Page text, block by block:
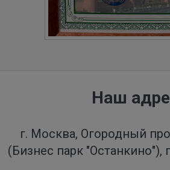
Наш
г. Москва, Огородный
(Бизнес парк